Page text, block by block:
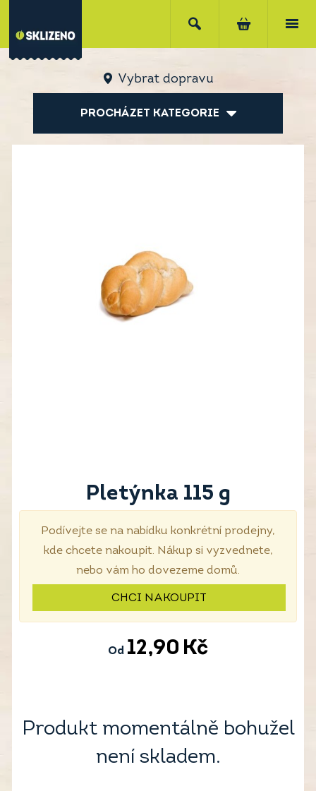
Vybrat dopravu
PROCHÁZET KATEGORIE
Pletýnka 115 g
Podívejte se na nabídku konkrétní prodejny,
kde chcete nakoupit. Nákup si vyzvednete,
nebo vám ho dovezeme domů.
CHCI NAKOUPIT
Od 12,90 Kč
Produkt momentálně bohužel
není skladem.